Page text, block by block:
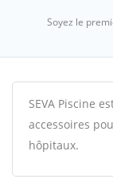
Soyez le
SEVA Piscine
accessoires
hôpitaux.